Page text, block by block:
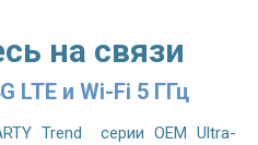
на связи
LTE и Wi-Fi 5 ГГц
Trend серии OEM Ultra-